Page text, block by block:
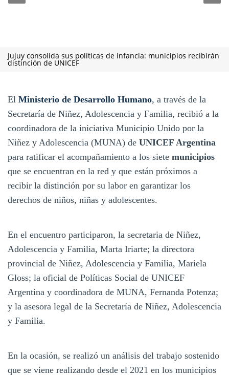
Jujuy consolida sus políticas de infancia: municipios recibirán
distinción de UNICEF
El Ministerio de Desarrollo Humano, a través de la
Secretaría de Niñez, Adolescencia y Familia, recibió a la
coordinadora de la iniciativa Municipio Unido por la
Niñez y Adolescencia (MUNA) de UNICEF Argentina
para ratificar el acompañamiento a los siete municipios
que se encuentran en la red y que están próximos a
recibir la distinción por su labor en garantizar los
derechos de niños, niñas y adolescentes.
En el encuentro participaron, la secretaria de Niñez,
Adolescencia y Familia, Marta Iriarte; la directora
provincial de Niñez, Adolescencia y Familia, Mariela
Gloss; la oficial de Políticas Social de UNICEF
Argentina y coordinadora de MUNA, Fernanda Potenza;
y la asesora legal de la Secretaría de Niñez, Adolescencia
y Familia.
En la ocasión, se realizó un análisis del trabajo sostenido
que se viene realizando desde el 2021 en los municipios